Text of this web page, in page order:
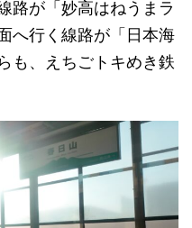
路が「妙高はねうまラ
へ行く線路が「日本海
も、えちごトキめき鉄